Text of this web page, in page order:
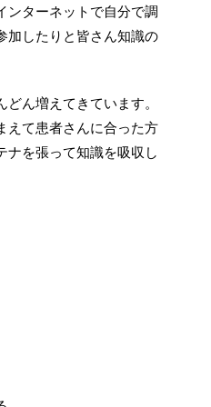
ンターネットで自分で調
加したりと皆さん知識の
ん増えてきています。
えて患者さんに合った方
ナを張って知識を吸収し